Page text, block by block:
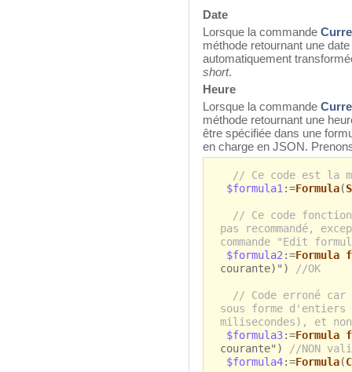
Date
Lorsque la commande
méthode retournant une
automatiquement
short.
Heure
Lorsque la commande
méthode retournant une
être spécifiée dans une
en charge en JSON.
// Ce code est la
$formula1 :=Formula(
// Ce code
pas recommandé,
commande "Edit
$formula2 :=Formula
courante)")
//OK
// Code erroné
sous forme d'entiers
milisecondes), et
$formula3:=Formula
courante")
//NON
$formula4:=Formula(